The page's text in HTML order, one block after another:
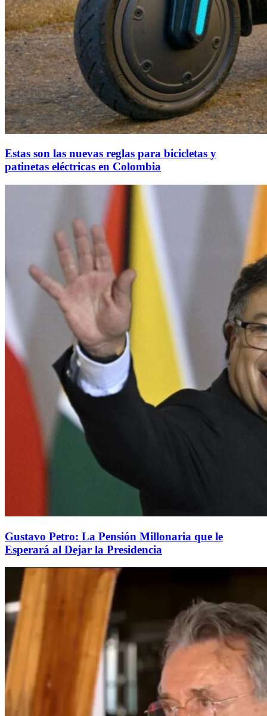
Estas son las nuevas reglas para bicicletas y
patinetas eléctricas en Colombia
Gustavo Petro: La Pensión Millonaria que le
Esperará al Dejar la Presidencia